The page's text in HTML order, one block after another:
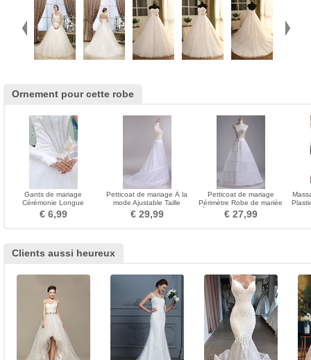
Ornement pour cette robe
Gants de mariage
Cérémonie Longue
Romantique Hiver Perle
blanc
€ 6,99
Petticoat de mariage À la
mode Ajustable Taille
Taffetas en polyester
€ 29,99
Petticoat de mariage
Périmètre Robe de mariée
À la mode Quatre jantes
€ 27,99
Clients aussi heureux